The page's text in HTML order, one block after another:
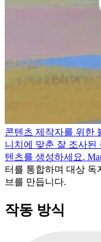
콘텐츠 제작자를 위한
니치에 맞춘 잘 조사된
텐츠를 생성하세요.
터를 통합하며 대상 독
브를 만듭니다.
작동 방식